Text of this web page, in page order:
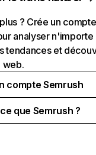
? Crée un compte
analyser n'importe
tendances et
web.
compte Semrush
que Semrush ?